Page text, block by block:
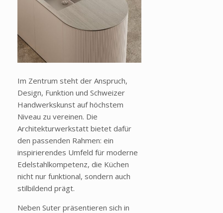
Im Zentrum steht der Anspruch,
Design, Funktion und Schweizer
Handwerkskunst auf höchstem
Niveau zu vereinen. Die
Architekturwerkstatt bietet dafür
den passenden Rahmen: ein
inspirierendes Umfeld für moderne
Edelstahlkompetenz, die Küchen
nicht nur funktional, sondern auch
stilbildend prägt.
Neben Suter präsentieren sich in